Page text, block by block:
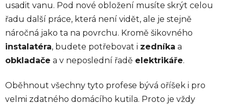
usadit vanu. Pod nové obložení musíte skrýt celou
řadu další práce, která není vidět, ale je stejně
náročná jako ta na povrchu. Kromě šikovného
instalatéra, budete potřebovat i zedníka a
obkladače a v neposlední řadě elektrikáře.
Oběhnout všechny tyto profese bývá oříšek i pro
velmi zdatného domácího kutila. Proto je vždy